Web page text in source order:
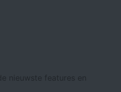
nieuwste features en